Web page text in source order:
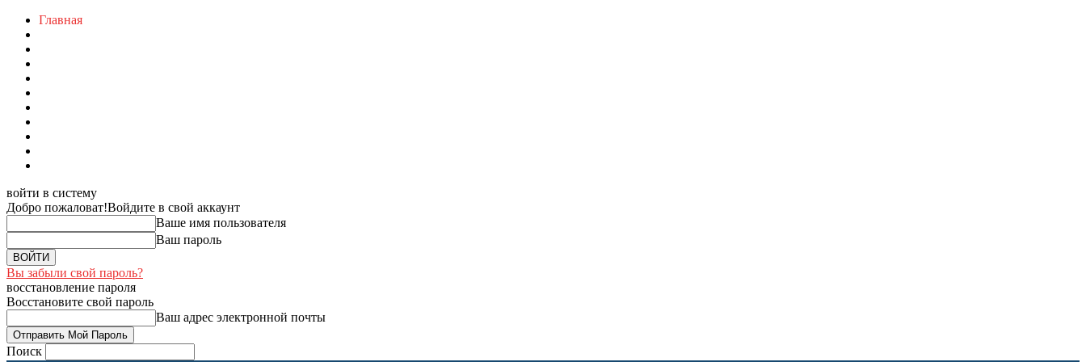
Главная
войти в систему
Добро пожаловат!Войдите в свой аккаунт
Ваше имя пользователя
Ваш пароль
Вы забыли свой пароль?
восстановление пароля
Восстановите свой пароль
Ваш адрес электронной почты
Поиск